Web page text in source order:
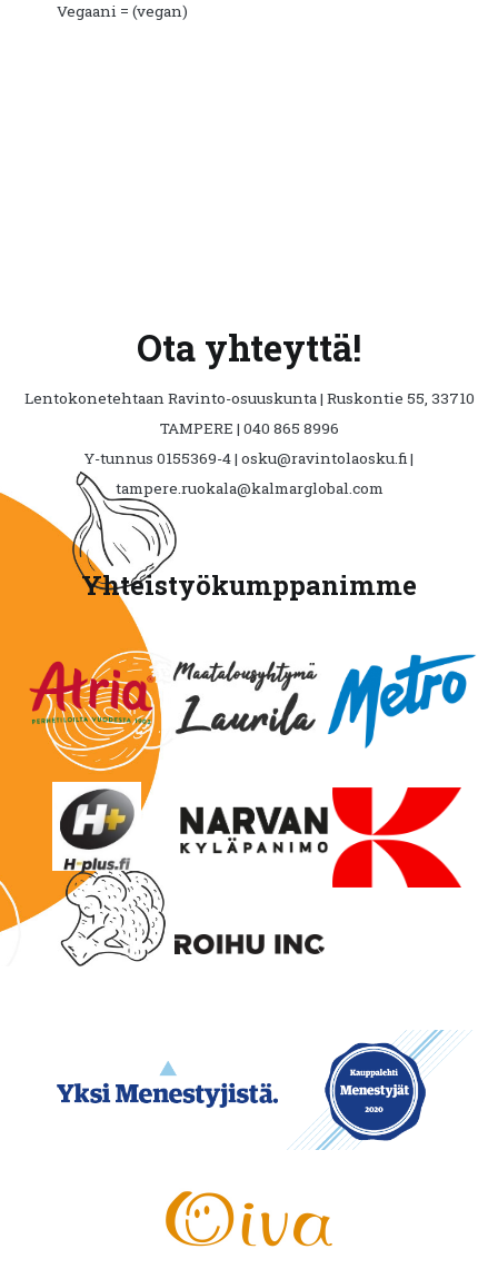
Vegaani = (vegan)
Ota yhteyttä!
Lentokonetehtaan Ravinto-osuuskunta | Ruskontie 55, 33710
TAMPERE | 040 865 8996
Y-tunnus 0155369-4 | osku@ravintolaosku.fi |
tampere.ruokala@kalmarglobal.com
Yhteistyökumppanimme